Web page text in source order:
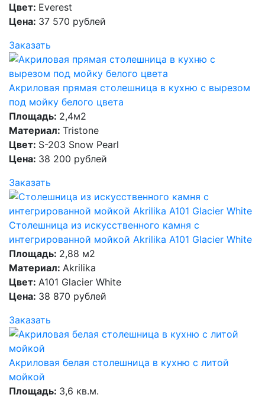
Цвет: Everest
Цена: 37 570 рублей
Заказать
Акриловая прямая столешница в кухню c вырезом
под мойку белого цвета
Площадь: 2,4м2
Материал: Tristone
Цвет: S-203 Snow Pearl
Цена: 38 200 рублей
Заказать
Столешница из искусственного камня с
интегрированной мойкой Akrilika A101 Glacier White
Площадь: 2,88 м2
Материал: Akrilika
Цвет: A101 Glacier White
Цена: 38 870 рублей
Заказать
Акриловая белая столешница в кухню с литой
мойкой
Площадь: 3,6 кв.м.